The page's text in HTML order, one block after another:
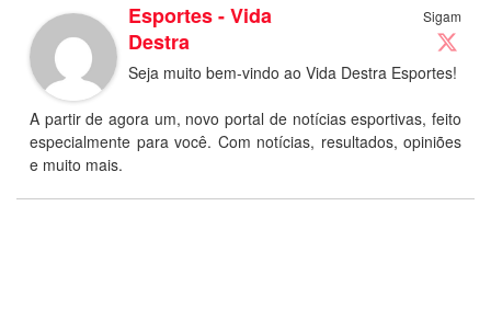
Sigam
Esportes - Vida
Destra
Seja muito bem-vindo ao Vida Destra Esportes!
A partir de agora um, novo portal de notícias esportivas, feito
especialmente para você. Com notícias, resultados, opiniões
e muito mais.